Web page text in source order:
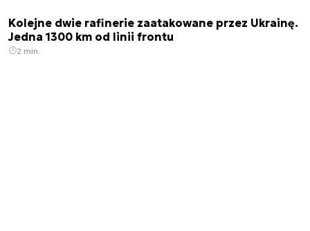
Kolejne dwie rafinerie zaatakowane przez Ukrainę.
Jedna 1300 km od linii frontu
2 min.